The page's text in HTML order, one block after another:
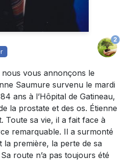
2
nous vous annonçons le
Saumure survenu le mardi
ans à l’Hôpital de Gatineau,
la prostate et des os. Étienne
Toute sa vie, il a fait face à
remarquable. Il a surmonté
la première, la perte de sa
route n’a pas toujours été